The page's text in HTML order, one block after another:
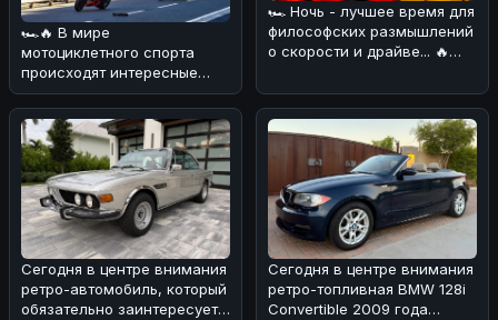
🏎🔥 В мире
мотоциклетного спорта
происходят интересные
изменения! 💪 В
преддверии нового сезона
Wor
🏎 Ночь - лучшее время для
философских размышлений
о скорости и драйве... 🔥
Сегодня в центре внимания
ретро-автомобиль, который
обязательно заинтересует
Сегодня в центре внимания
ретро-топливная BMW 128i
Convertible 2009 года